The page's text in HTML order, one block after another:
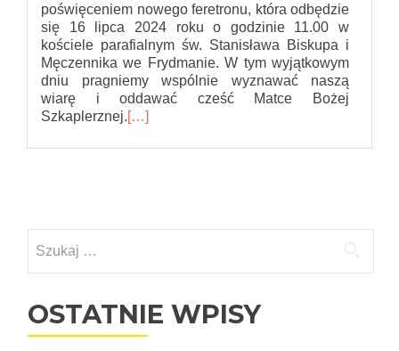
poświęceniem nowego feretronu, która odbędzie
się 16 lipca 2024 roku o godzinie 11.00 w
kościele parafialnym św. Stanisława Biskupa i
Męczennika we Frydmanie. W tym wyjątkowym
dniu pragniemy wspólnie wyznawać naszą
wiarę i oddawać cześć Matce Bożej
Szkaplerznej.[…]
po
wpisach
OSTATNIE WPISY